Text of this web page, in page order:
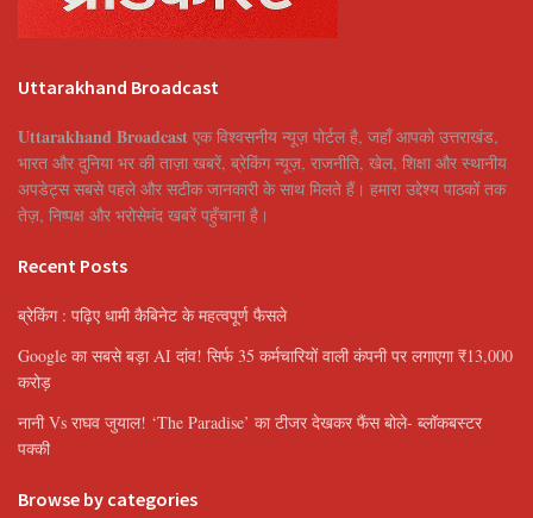
Uttarakhand Broadcast
Uttarakhand Broadcast एक विश्वसनीय न्यूज़ पोर्टल है, जहाँ आपको उत्तराखंड,
भारत और दुनिया भर की ताज़ा खबरें, ब्रेकिंग न्यूज़, राजनीति, खेल, शिक्षा और स्थानीय
अपडेट्स सबसे पहले और सटीक जानकारी के साथ मिलते हैं। हमारा उद्देश्य पाठकों तक
तेज़, निष्पक्ष और भरोसेमंद खबरें पहुँचाना है।
Recent Posts
ब्रेकिंग : पढ़िए धामी कैबिनेट के महत्वपूर्ण फैसले
Google का सबसे बड़ा AI दांव! सिर्फ 35 कर्मचारियों वाली कंपनी पर लगाएगा ₹13,000
करोड़
नानी Vs राघव जुयाल! ‘The Paradise’ का टीजर देखकर फैंस बोले- ब्लॉकबस्टर
पक्की
Browse by categories